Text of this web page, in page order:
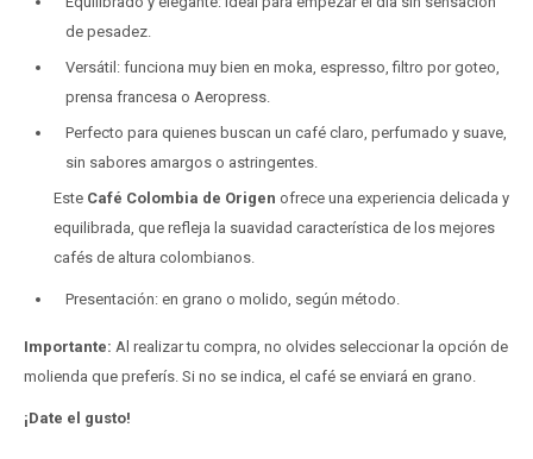
de pesadez.
Versátil: funciona muy bien en moka, espresso, filtro por goteo,
prensa francesa o Aeropress.
Perfecto para quienes buscan un café claro, perfumado y suave,
sin sabores amargos o astringentes.
Este Café Colombia de Origen ofrece una experiencia delicada y
equilibrada, que refleja la suavidad característica de los mejores
cafés de altura colombianos.
Presentación: en grano o molido, según método.
Importante: Al realizar tu compra, no olvides seleccionar la opción de
molienda que preferís. Si no se indica, el café se enviará en grano.
¡Date el gusto!